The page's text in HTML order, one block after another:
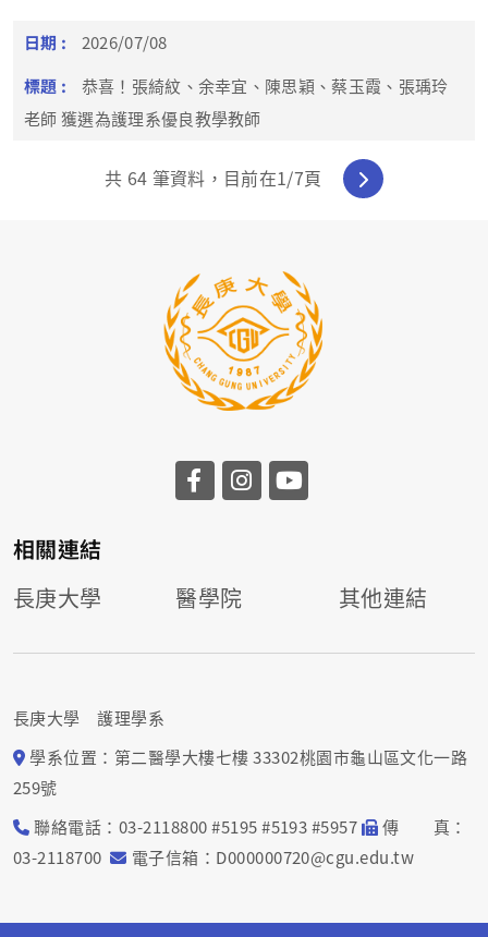
2026/07/08
恭喜！張綺紋、余幸宜、陳思穎、蔡玉霞、張瑀玲
老師 獲選為護理系優良教學教師
共 64 筆資料，目前在1/7頁
相關連結
長庚大學
醫學院 其他連結
長庚大學 護理學系
學系位置：第二醫學大樓七樓 33302桃園市龜山區文化一路
259號
聯絡電話：03-2118800 #5195 #5193 #5957
傳 真：
03-2118700
電子信箱：D000000720@cgu.edu.tw